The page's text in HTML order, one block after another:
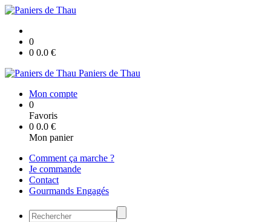
0
0 0.0 €
Paniers de Thau
Mon compte
0
Favoris
0 0.0 €
Mon panier
Comment ça marche ?
Je commande
Contact
Gourmands Engagés